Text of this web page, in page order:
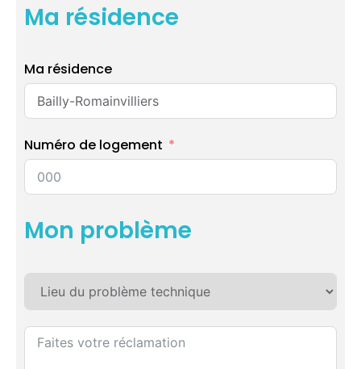
Ma résidence
Ma résidence
Numéro de logement
Mon problème